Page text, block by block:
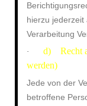
hierzu
Verarbeitung
·
d) Recht
werden)
Jede von der
betroffene